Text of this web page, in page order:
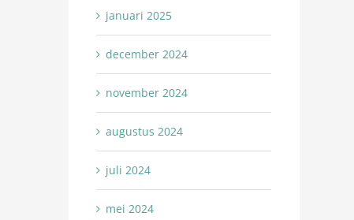
januari 2025
december 2024
november 2024
augustus 2024
juli 2024
mei 2024